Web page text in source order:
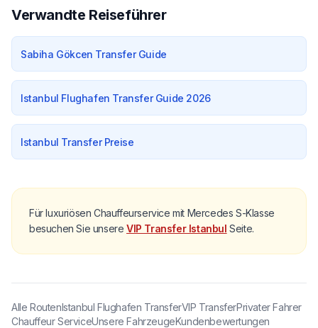
Verwandte Reiseführer
Sabiha Gökcen Transfer Guide
Istanbul Flughafen Transfer Guide 2026
Istanbul Transfer Preise
Für luxuriösen Chauffeurservice mit Mercedes S-Klasse
besuchen Sie unsere VIP Transfer Istanbul Seite.
Alle RoutenIstanbul Flughafen TransferVIP TransferPrivater Fahrer
Chauffeur ServiceUnsere FahrzeugeKundenbewertungen